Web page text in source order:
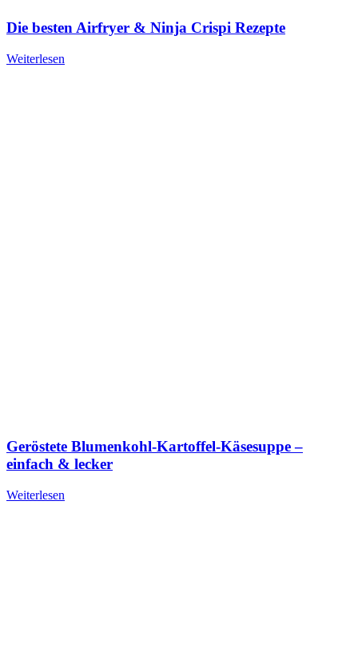
Die besten Airfryer & Ninja Crispi Rezepte
Weiterlesen
Geröstete Blumenkohl-Kartoffel-Käsesuppe –
einfach & lecker
Weiterlesen